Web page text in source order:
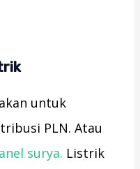
untuk
PLN. Atau
surya. Listrik